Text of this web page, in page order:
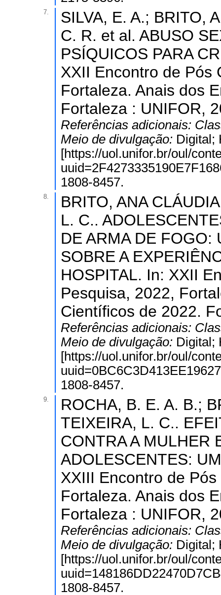
7.
SILVA, E. A.; BRITO,
C. R. et al. ABUSO
PSÍQUICOS PARA
XXII Encontro de Pós
Fortaleza. Anais dos
Fortaleza : UNIFOR,
Referências adicionais:
Meio de divulgação: Digital;
[https://uol.unifor.br/oul/
1808-8457.
8.
BRITO, ANA
L. C..
DE ARMA DE FOGO:
SOBRE A
HOSPITAL. In: XXII
Pesquisa, 2022,
Científicos de 2022.
Referências adicionais:
Meio de divulgação: Digital;
[https://uol.unifor.br/oul/
1808-8457.
9.
ROCHA, B. E. A. B.;
TEIXEIRA, L. C..
CONTRA A MULHER
ADOLESCENTES:
XXIII Encontro de
Fortaleza. Anais dos
Fortaleza : UNIFOR,
Referências adicionais:
Meio de divulgação: Digital;
[https://uol.unifor.br/oul/
1808-8457.